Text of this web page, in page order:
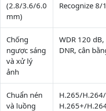
(2.8/3.6/6.0
mm)
Recognize
Chống
ngược sáng
và xử lý
ảnh
WDR 120
DNR, cân
Chuẩn nén
và luồng
H.265/H.264/
H.265+/